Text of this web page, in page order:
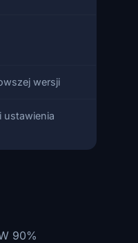
wersji
ustawienia
90%